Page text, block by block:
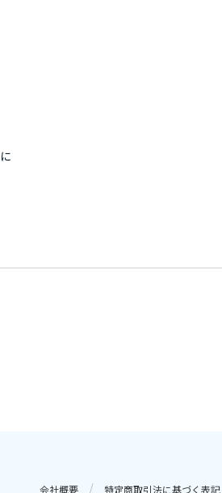
会社概要 特定商取引法に基づく表記